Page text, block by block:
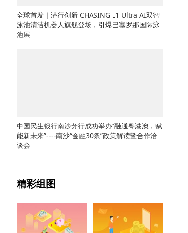
全球首发｜潜行创新 CHASING L1 Ultra AI双智
泳池清洁机器人旗舰登场，引爆巴塞罗那国际泳
池展
中国民生银行南沙分行成功举办“融通粤港澳，赋
能新未来”----南沙“金融30条”政策解读暨合作洽
谈会
精彩组图